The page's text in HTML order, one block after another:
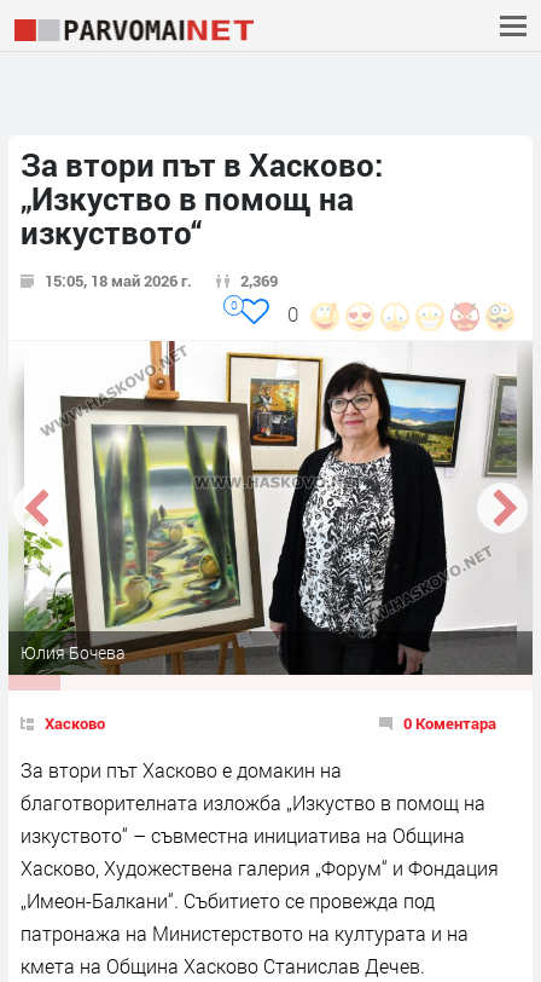
За втори път в Хасково:
„Изкуство в помощ на
изкуството“
15:05, 18 май 2026 г. 2,369
0
0
Юлия Бочева
Хасково 0 Коментара
За втори път Хасково е домакин на
благотворителната изложба „Изкуство в помощ на
изкуството“ – съвместна инициатива на Община
Хасково, Художествена галерия „Форум“ и Фондация
„Имеон-Балкани“. Събитието се провежда под
патронажа на Министерството на културата и на
кмета на Община Хасково Станислав Дечев.